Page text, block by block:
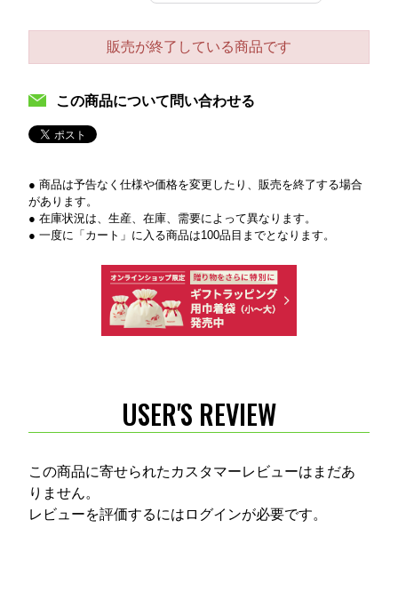
販売が終了している商品です
この商品について問い合わせる
● 商品は予告なく仕様や価格を変更したり、販売を終了する場合
があります。
● 在庫状況は、生産、在庫、需要によって異なります。
● 一度に「カート」に入る商品は100品目までとなります。
USER'S REVIEW
この商品に寄せられたカスタマーレビューはまだあ
りません。
レビューを評価するには ログインが必要です。